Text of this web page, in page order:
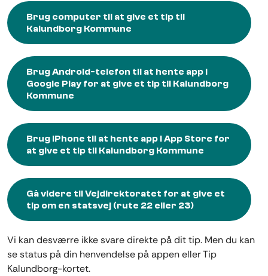
Brug computer til at give et tip til
Kalundborg Kommune
Brug Android-telefon til at hente app i
Google Play for at give et tip til Kalundborg
Kommune
Brug iPhone til at hente app i App Store for
at give et tip til Kalundborg Kommune
Gå videre til Vejdirektoratet for at give et
tip om en statsvej (rute 22 eller 23)
Vi kan desværre ikke svare direkte på dit tip. Men du kan
se status på din henvendelse på appen eller Tip
Kalundborg-kortet.